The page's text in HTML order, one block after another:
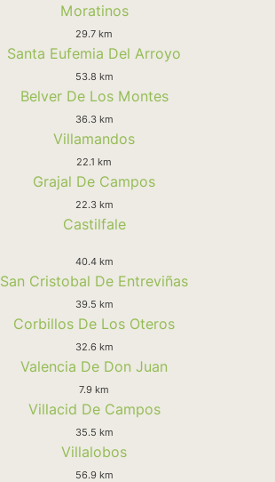
Moratinos
29.7 km
Santa Eufemia Del Arroyo
53.8 km
Belver De Los Montes
36.3 km
Villamandos
22.1 km
Grajal De Campos
22.3 km
Castilfale
40.4 km
San Cristobal De Entreviñas
39.5 km
Corbillos De Los Oteros
32.6 km
Valencia De Don Juan
7.9 km
Villacid De Campos
35.5 km
Villalobos
56.9 km